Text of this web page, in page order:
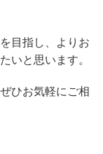
目指し、よりお
いと思います。
ひお気軽にご相